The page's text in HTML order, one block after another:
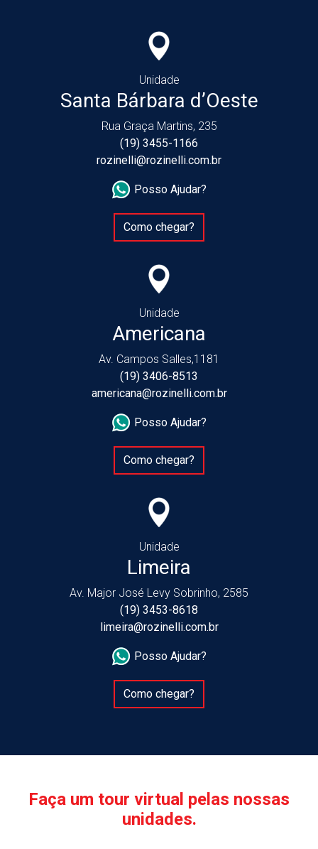
Unidade
Santa Bárbara d’Oeste
Rua Graça Martins, 235
(19) 3455-1166
rozinelli@rozinelli.com.br
Posso Ajudar?
Como chegar?
Unidade
Americana
Av. Campos Salles,1181
(19) 3406-8513
americana@rozinelli.com.br
Posso Ajudar?
Como chegar?
Unidade
Limeira
Av. Major José Levy Sobrinho, 2585
(19) 3453-8618
limeira@rozinelli.com.br
Posso Ajudar?
Como chegar?
Faça um tour virtual pelas nossas
unidades.